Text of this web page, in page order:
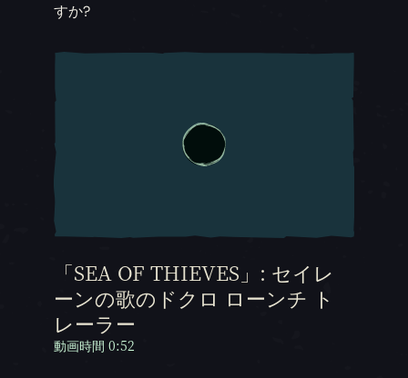
すか?
「SEA OF THIEVES」: セイレ
ーンの歌のドクロ ローンチ ト
レーラー
動画時間 0:52